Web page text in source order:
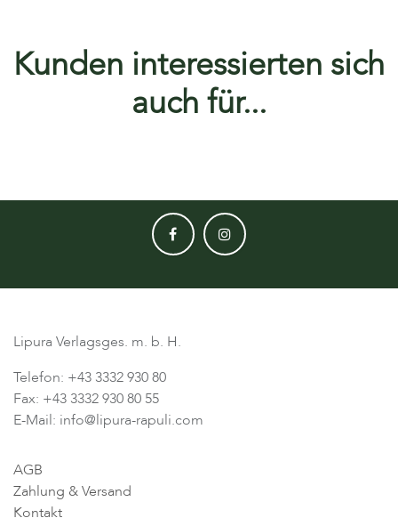
Kunden interessierten sich
auch für...
Lipura Verlagsges. m. b. H.
Telefon: +43 3332 930 80
Fax: +43 3332 930 80 55
E-Mail: info@lipura-rapuli.com
AGB
Zahlung & Versand
Kontakt